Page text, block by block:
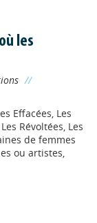
les
//
Effacées, Les
Révoltées, Les
de femmes
ou artistes,